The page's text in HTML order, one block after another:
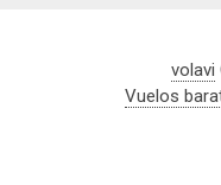
volavi
Vuelos